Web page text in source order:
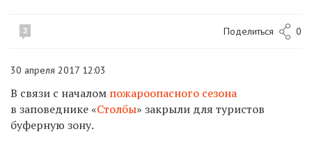
3 Поделиться 0
30 апреля 2017 12:03
В связи с началом пожароопасного сезона
в заповеднике «Столбы» закрыли для туристов
буферную зону.